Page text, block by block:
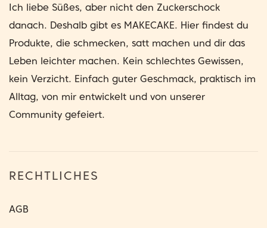
Ich liebe Süßes, aber nicht den Zuckerschock
danach. Deshalb gibt es MAKECAKE. Hier findest du
Produkte, die schmecken, satt machen und dir das
Leben leichter machen. Kein schlechtes Gewissen,
kein Verzicht. Einfach guter Geschmack, praktisch im
Alltag, von mir entwickelt und von unserer
Community gefeiert.
RECHTLICHES
AGB